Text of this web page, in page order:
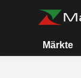
Märkte